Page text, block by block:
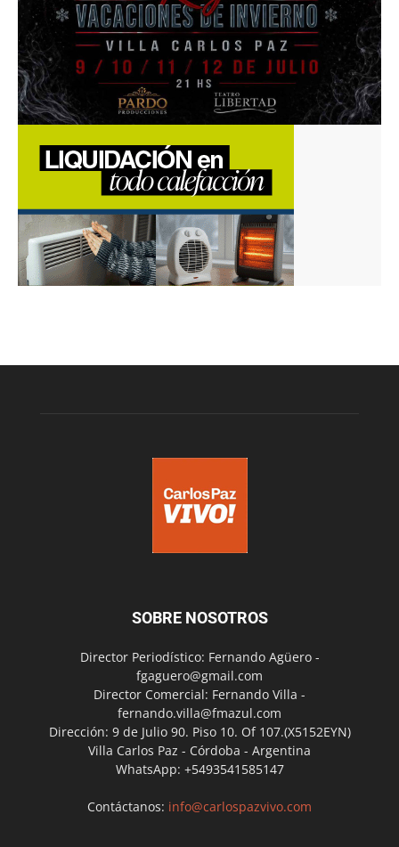
SOBRE NOSOTROS
Director Periodístico: Fernando Agüero -
fgaguero@gmail.com
Director Comercial: Fernando Villa -
fernando.villa@fmazul.com
Dirección: 9 de Julio 90. Piso 10. Of 107.(X5152EYN)
Villa Carlos Paz - Córdoba - Argentina
WhatsApp: +5493541585147
Contáctanos: info@carlospazvivo.com